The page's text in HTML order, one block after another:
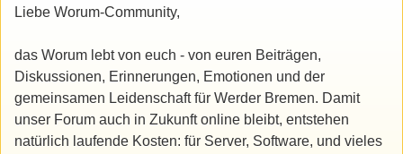
Liebe Worum-Community,
das Worum lebt von euch - von euren Beiträgen,
Diskussionen, Erinnerungen, Emotionen und der
gemeinsamen Leidenschaft für Werder Bremen. Damit
unser Forum auch in Zukunft online bleibt, entstehen
natürlich laufende Kosten: für Server, Software, und vieles